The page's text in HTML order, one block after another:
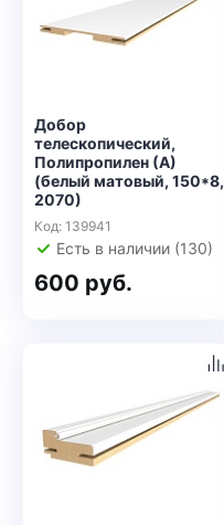
Добор
телескопический,
Полипропилен (А)
(белый матовый, 150*8,
2070)
Код: 139941
Есть в наличии (130)
600 руб.